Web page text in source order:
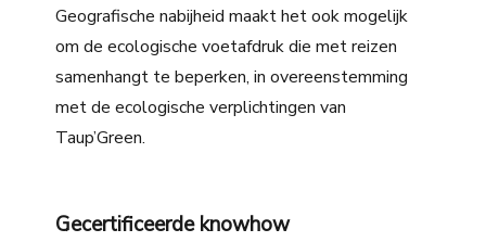
Geografische nabijheid maakt het ook mogelijk
om de ecologische voetafdruk die met reizen
samenhangt te beperken, in overeenstemming
met de ecologische verplichtingen van
Taup’Green.
Gecertificeerde knowhow